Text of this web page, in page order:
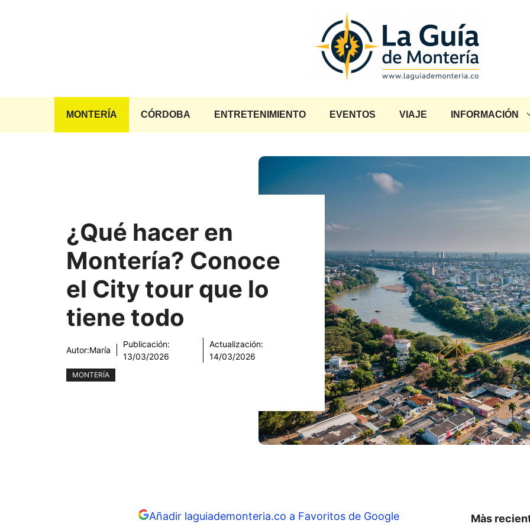
MONTERÍA CÓRDOBA ENTRETENIMIENTO EVENTOS VIAJE INFORMACIÓN
¿Qué hacer en
Montería? Conoce
el City tour que lo
tiene todo
Autor:María
Publicación:
13/03/2026
Actualización:
14/03/2026
MONTERÍA
Añadir laguiademonteria.co a Favoritos de Google Màs